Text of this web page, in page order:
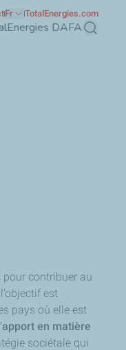
DAFA
Fr TotalEnergies.com
contribuer au
est
pays où elle est
apport en matière
sociétale qui